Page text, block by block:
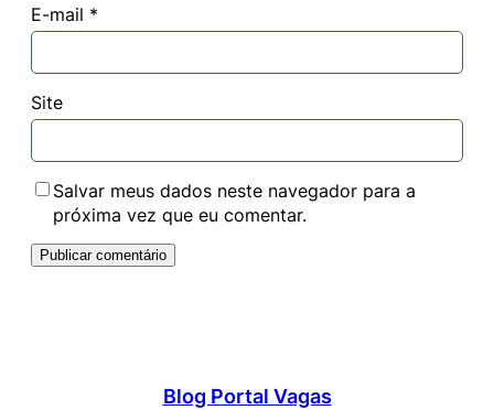
E-mail *
Site
Salvar meus dados neste navegador para a
próxima vez que eu comentar.
Blog Portal Vagas